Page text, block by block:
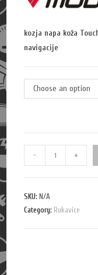
kozja napa koža
navigacije
Choose an option
-
u
n
t
+
SKU: N/A
Category: Rukavice